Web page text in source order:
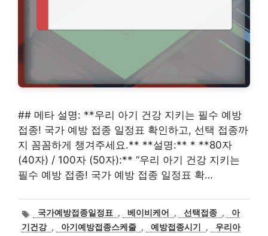
## 메타 설명: **우리 아기 건강 지키는 필수 예방
접종! 국가 예방 접종 일정표 확인하고, 선택 접종까
지 꼼꼼하게 챙겨주세요.** **설명:** * **80자
(40자) / 100자 (50자):** “우리 아기 건강 지키는
필수 예방 접종! 국가 예방 접종 일정표 확…
태
그
국가예방접종일정표 , 베이비케어 , 선택접종 ,
아
기건강 , 아기예방접종스케줄 , 예방접종시기 ,
우리아